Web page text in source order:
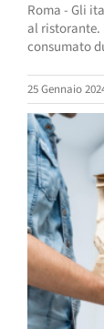
Roma - Gli
al ristorante.
consumato
25 Gennaio